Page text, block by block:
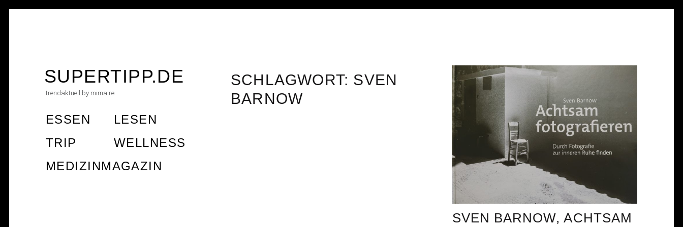
SUPERTIPP.DE
trendaktuell by mima.re
ESSEN
LESEN
TRIP
WELLNESS
MEDIZINMAGAZIN
SCHLAGWORT: SVEN
BARNOW
SVEN BARNOW, ACHTSAM